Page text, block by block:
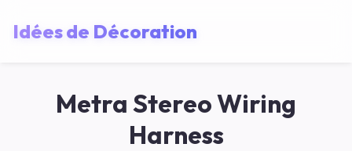
Idées de Décoration
Metra Stereo Wiring
Harness